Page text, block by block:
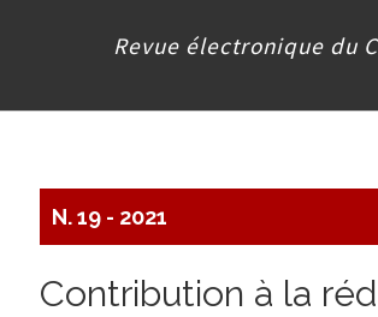
Revue électronique du
N. 19 - 2021
Contribution à la